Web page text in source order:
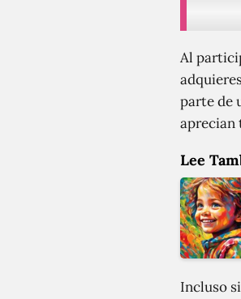
Al
parte de
aprecian
Lee
Incluso